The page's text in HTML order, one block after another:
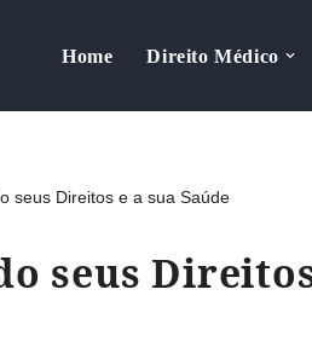
Home Direito Médico
seus Direitos e a sua Saúde
seus